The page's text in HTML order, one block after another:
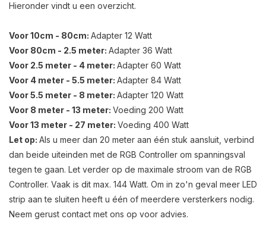
Hieronder vindt u een overzicht.
Voor 10cm - 80cm: Adapter 12 Watt
Voor 80cm - 2.5 meter: Adapter 36 Watt
Voor 2.5 meter - 4 meter: Adapter 60 Watt
Voor 4 meter - 5.5 meter: Adapter 84 Watt
Voor 5.5 meter - 8 meter: Adapter 120 Watt
Voor 8 meter - 13 meter: Voeding 200 Watt
Voor 13 meter - 27 meter: Voeding 400 Watt
Let op: Als u meer dan 20 meter aan één stuk aansluit, verbind
dan beide uiteinden met de RGB Controller om spanningsval
tegen te gaan. Let verder op de maximale stroom van de RGB
Controller. Vaak is dit max. 144 Watt. Om in zo'n geval meer LED
strip aan te sluiten heeft u één of meerdere versterkers nodig.
Neem gerust contact met ons op voor advies.